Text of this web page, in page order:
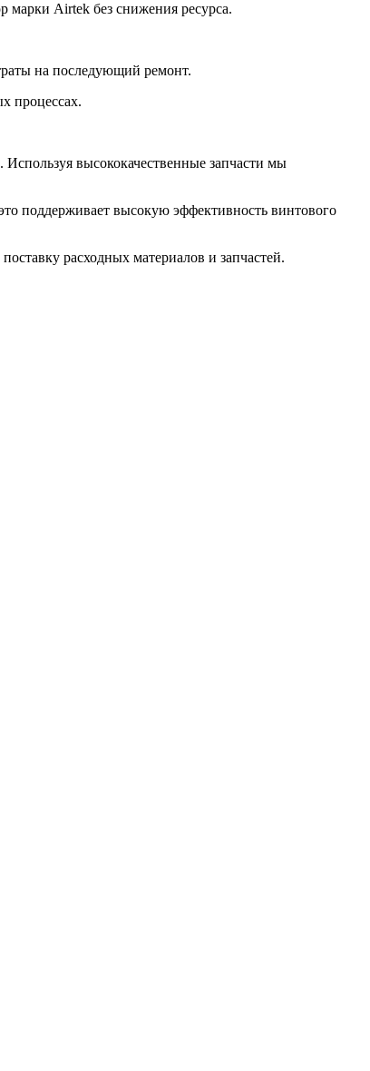
марки Airtek без снижения ресурса.
на последующий ремонт.
процессах.
высококачественные запчасти мы
поддерживает высокую эффективность винтового
расходных материалов и запчастей.